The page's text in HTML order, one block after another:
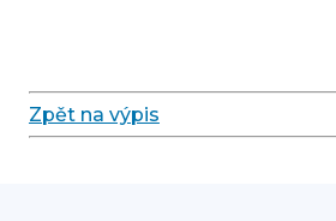
Zpět na výpis